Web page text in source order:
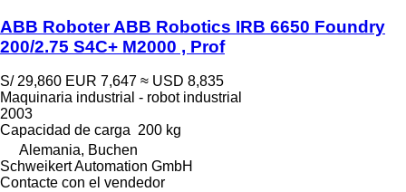
ABB Roboter ABB Robotics IRB 6650 Foundry
200/2.75 S4C+ M2000 , Prof
S/ 29,860 EUR 7,647 ≈ USD 8,835
Maquinaria industrial - robot industrial
2003
Capacidad de carga 200 kg
Alemania, Buchen
Schweikert Automation GmbH
Contacte con el vendedor